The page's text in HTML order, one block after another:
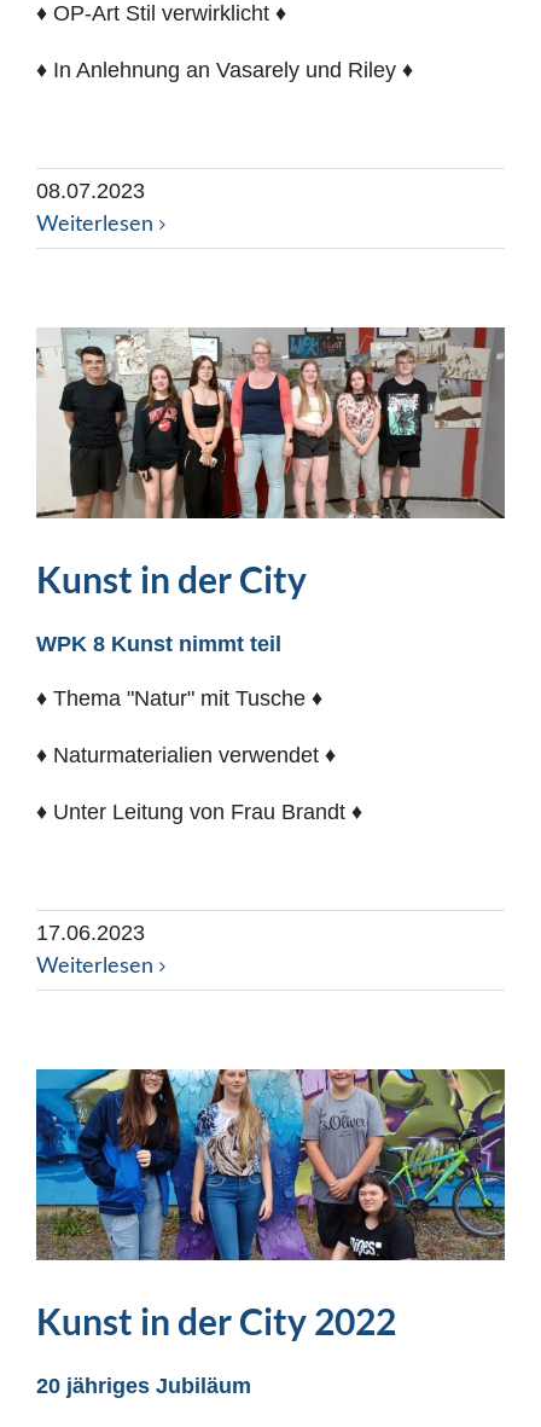
♦ OP-Art Stil verwirklicht ♦
♦ In Anlehnung an Vasarely und Riley ♦
08.07.2023
Weiterlesen
Kunst in der City
WPK 8 Kunst nimmt teil
♦ Thema "Natur" mit Tusche ♦
♦ Naturmaterialien verwendet ♦
♦ Unter Leitung von Frau Brandt ♦
17.06.2023
Weiterlesen
Kunst in der City 2022
20 jähriges Jubiläum